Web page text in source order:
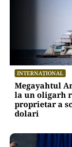
INTERNAȚIONAL
Megayahtul
la un oligarh
proprietar a
dolari